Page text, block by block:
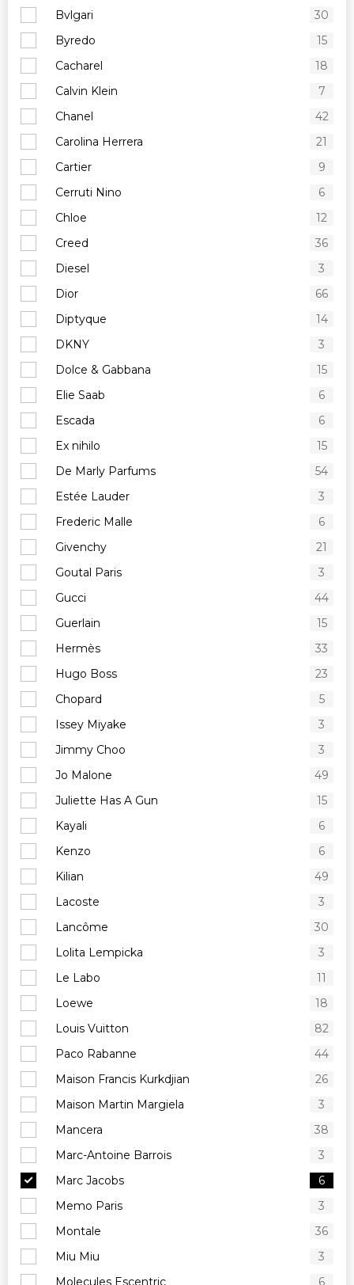
Bvlgari
30
Byredo
15
Cacharel
18
Calvin Klein
7
Chanel
42
Carolina Herrera
21
Cartier
9
Cerruti Nino
6
Chloe
12
Creed
36
Diesel
3
Dior
66
Diptyque
14
DKNY
3
Dolce & Gabbana
15
Elie Saab
6
Escada
6
Ex nihilo
15
De Marly Parfums
54
Estée Lauder
3
Frederic Malle
6
Givenchy
21
Goutal Paris
3
Gucci
44
Guerlain
15
Hermès
33
Hugo Boss
23
Chopard
5
Issey Miyake
3
Jimmy Choo
3
Jo Malone
49
Juliette Has A Gun
15
Kayali
6
Kenzo
6
Kilian
49
Lacoste
3
Lancôme
30
Lolita Lempicka
3
Le Labo
11
Loewe
18
Louis Vuitton
82
Paco Rabanne
44
Maison Francis Kurkdjian
26
Maison Martin Margiela
3
Mancera
38
Marc-Antoine Barrois
3
Marc Jacobs
6
Memo Paris
3
Montale
36
Miu Miu
3
Molecules Escentric
6